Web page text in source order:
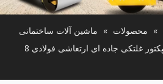
» محصولات » ماشین آلات ساختمانی
کمپکتور غلتکی جاده ای ارتعاشی فولادی 8